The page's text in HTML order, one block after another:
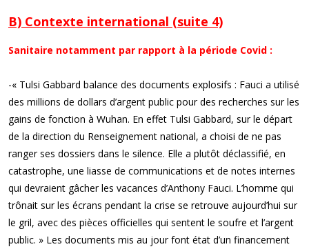
B) Contexte international (suite 4)
Sanitaire notamment par rapport à la période Covid :
-« Tulsi Gabbard balance des documents explosifs : Fauci a utilisé
des millions de dollars d’argent public pour des recherches sur les
gains de fonction à Wuhan. En effet Tulsi Gabbard, sur le départ
de la direction du Renseignement national, a choisi de ne pas
ranger ses dossiers dans le silence. Elle a plutôt déclassifié, en
catastrophe, une liasse de communications et de notes internes
qui devraient gâcher les vacances d’Anthony Fauci. L’homme qui
trônait sur les écrans pendant la crise se retrouve aujourd’hui sur
le gril, avec des pièces officielles qui sentent le soufre et l’argent
public. » Les documents mis au jour font état d’un financement